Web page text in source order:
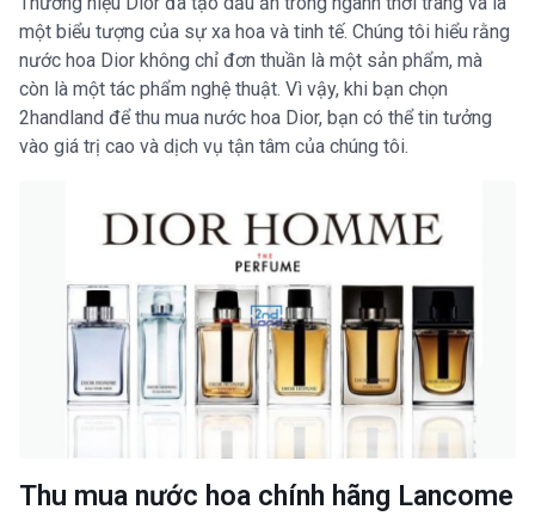
một biểu tượng của sự xa hoa và tinh tế. Chúng tôi hiểu rằng
nước hoa Dior không chỉ đơn thuần là một sản phẩm, mà
còn là một tác phẩm nghệ thuật. Vì vậy, khi bạn chọn
2handland để thu mua nước hoa Dior, bạn có thể tin tưởng
vào giá trị cao và dịch vụ tận tâm của chúng tôi.
Thu mua nước hoa chính hãng Lancome